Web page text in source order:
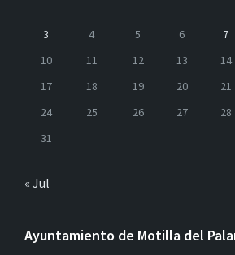
3
4 5 6 7
10
11 12 13 14
17
18 19 20 21
24
25 26 27 28
31
« Jul
Ayuntamiento de Motilla del